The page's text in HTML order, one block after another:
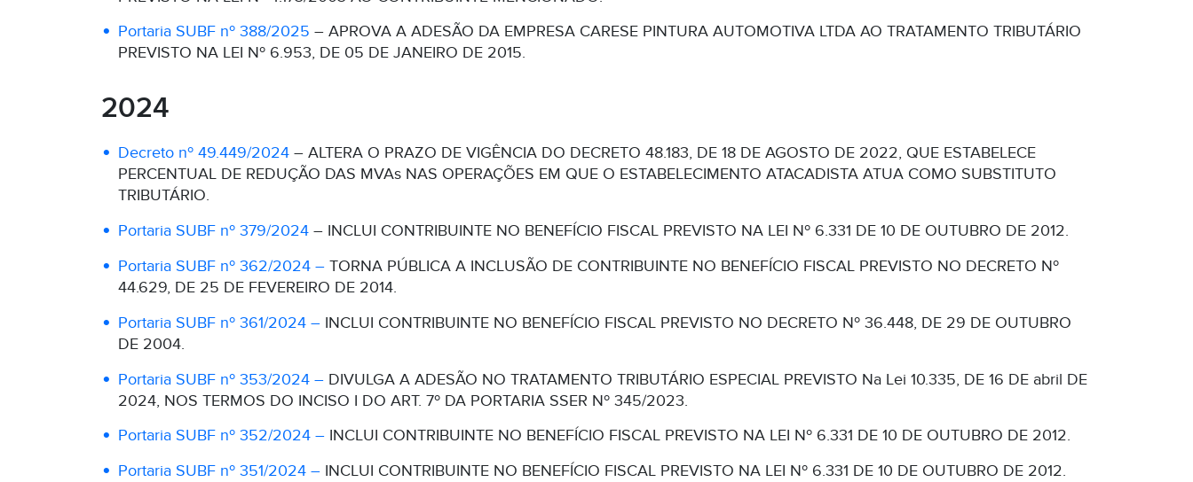
Portaria SUBF nº 388/2025 – APROVA A ADESÃO DA EMPRESA CARESE PINTURA AUTOMOTIVA LTDA AO TRATAMENTO TRIBUTÁRIO
PREVISTO NA LEI Nº 6.953, DE 05 DE JANEIRO DE 2015.
2024
Decreto nº 49.449/2024 – ALTERA O PRAZO DE VIGÊNCIA DO DECRETO 48.183, DE 18 DE AGOSTO DE 2022, QUE ESTABELECE
PERCENTUAL DE REDUÇÃO DAS MVAs NAS OPERAÇÕES EM QUE O ESTABELECIMENTO ATACADISTA ATUA COMO SUBSTITUTO
TRIBUTÁRIO.
Portaria SUBF nº 379/2024 – INCLUI CONTRIBUINTE NO BENEFÍCIO FISCAL PREVISTO NA LEI Nº 6.331 DE 10 DE OUTUBRO DE 2012.
Portaria SUBF nº 362/2024 – TORNA PÚBLICA A INCLUSÃO DE CONTRIBUINTE NO BENEFÍCIO FISCAL PREVISTO NO DECRETO Nº
44.629, DE 25 DE FEVEREIRO DE 2014.
Portaria SUBF nº 361/2024 – INCLUI CONTRIBUINTE NO BENEFÍCIO FISCAL PREVISTO NO DECRETO Nº 36.448, DE 29 DE OUTUBRO
DE 2004.
Portaria SUBF nº 353/2024 – DIVULGA A ADESÃO NO TRATAMENTO TRIBUTÁRIO ESPECIAL PREVISTO Na Lei 10.335, DE 16 DE abril DE
2024, NOS TERMOS DO INCISO I DO ART. 7º DA PORTARIA SSER Nº 345/2023.
Portaria SUBF nº 352/2024 – INCLUI CONTRIBUINTE NO BENEFÍCIO FISCAL PREVISTO NA LEI Nº 6.331 DE 10 DE OUTUBRO DE 2012.
Portaria SUBF nº 351/2024 – INCLUI CONTRIBUINTE NO BENEFÍCIO FISCAL PREVISTO NA LEI Nº 6.331 DE 10 DE OUTUBRO DE 2012.